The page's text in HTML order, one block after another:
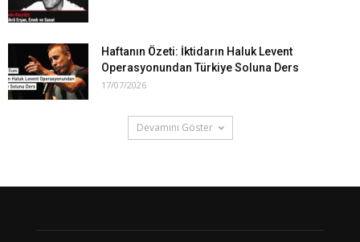
Haftanın Özeti: İktidarın Haluk Levent
Operasyonundan Türkiye Soluna Ders
17/07/2026
Devamını Göster